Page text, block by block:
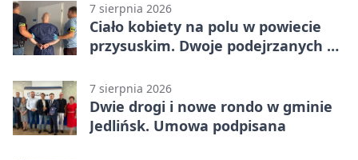
7 sierpnia 2026
Ciało kobiety na polu w powiecie
przysuskim. Dwoje podejrzanych w
7 sierpnia 2026
Dwie drogi i nowe rondo w gminie
Jedlińsk. Umowa podpisana